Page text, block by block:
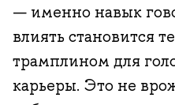
— именно навык
влиять становится
трамплином для
карьеры. Это не